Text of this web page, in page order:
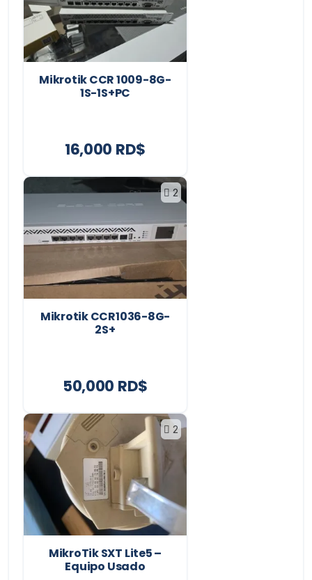
Mikrotik CCR 1009-8G-
1S-1S+PC
16,000 RD$
2
Mikrotik CCR1036-8G-
2S+
50,000 RD$
2
MikroTik SXT Lite5 –
Equipo Usado